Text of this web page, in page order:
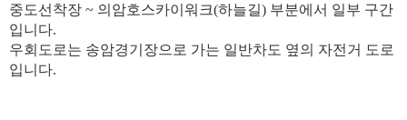
중도선착장 ~ 의암호스카이워크(하늘길) 부분에서 일부 구간
입니다.
우회도로는 송암경기장으로 가는 일반차도 옆의 자전거 도로
입니다.